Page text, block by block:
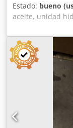
Estado: bueno
aceite, unidad
hidráulica,
motor de
Bosch, bomba
cuadrado de 8 x
Precio: por
1,9 kg Codpfovwi